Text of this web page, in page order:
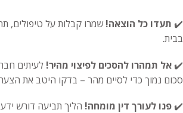
✔️ תעדו כל הוצאה! שמרו קבלות על טיפולים,
בבית.
✔️ אל תמהרו להסכים לפיצוי מהיר! לעיתים
סכום נמוך כדי לסיים מהר – בדקו היטב את
✔️ פנו לעורך דין מומחה! הליך תביעה דורש ידע